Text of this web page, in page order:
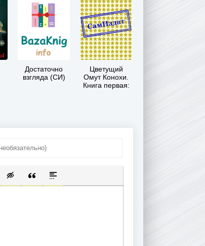
Достаточно
взгляда (СИ)
Цветущий
Омут Конохи.
Книга первая:
ССЫЛКУ
СМАЙЛИК
ВСТАВКА СКРЫТОГО ТЕКСТА
ВСТАВКА ЦИТАТЫ
ВСТАВКА СПОЙЛЕРА